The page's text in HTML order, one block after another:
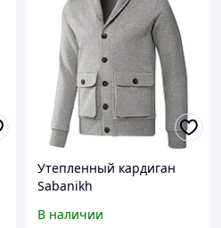
Утепленный кардиган
Sabanikh
В наличии